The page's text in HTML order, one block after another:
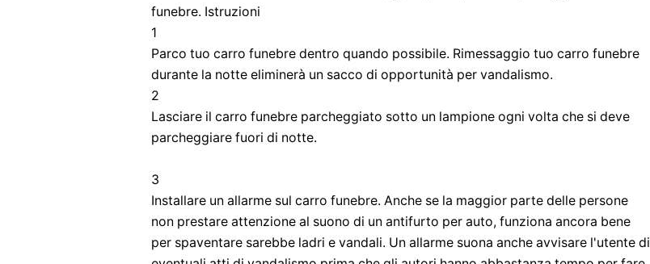
funebre. Istruzioni
1
Parco tuo carro funebre dentro quando possibile. Rimessaggio tuo carro funebre
durante la notte eliminerà un sacco di opportunità per vandalismo.
2
Lasciare il carro funebre parcheggiato sotto un lampione ogni volta che si deve
parcheggiare fuori di notte.
3
Installare un allarme sul carro funebre. Anche se la maggior parte delle persone
non prestare attenzione al suono di un antifurto per auto, funziona ancora bene
per spaventare sarebbe ladri e vandali. Un allarme suona anche avvisare l'utente di